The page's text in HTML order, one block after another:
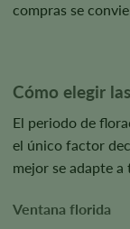
compras se
Cómo elegir
El periodo de
el único factor
mejor se adapte
Ventana florida